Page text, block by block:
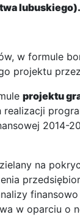
lubuskiego).
w formule
projektu
projektu
realizacji
2014-
na
w oparciu o